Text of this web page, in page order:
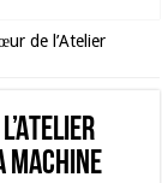
incontournable de
de l’Atelier
l’Atelier